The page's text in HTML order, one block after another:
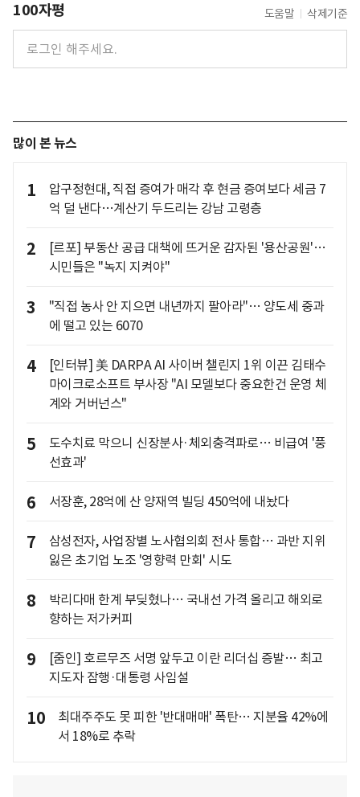
100자평 도움말 삭제기준
많이 본 뉴스
1
압구정현대, 직접 증여가 매각 후 현금 증여보다 세금 7
억 덜 낸다…계산기 두드리는 강남 고령층
2
[르포] 부동산 공급 대책에 뜨거운 감자된 '용산공원'…
시민들은 "녹지 지켜야"
3
"직접 농사 안 지으면 내년까지 팔아라"… 양도세 중과
에 떨고 있는 6070
4
[인터뷰] 美 DARPA AI 사이버 챌린지 1위 이끈 김태수
마이크로소프트 부사장 "AI 모델보다 중요한건 운영 체
계와 거버넌스"
5
도수치료 막으니 신장분사·체외충격파로… 비급여 '풍
선효과'
6 서장훈, 28억에 산 양재역 빌딩 450억에 내놨다
7
삼성전자, 사업장별 노사협의회 전사 통합… 과반 지위
잃은 초기업 노조 '영향력 만회' 시도
8
박리다매 한계 부딪혔나… 국내선 가격 올리고 해외로
향하는 저가커피
9
[줌인] 호르무즈 서명 앞두고 이란 리더십 증발… 최고
지도자 잠행·대통령 사임설
10
최대주주도 못 피한 '반대매매' 폭탄… 지분율 42%에
서 18%로 추락